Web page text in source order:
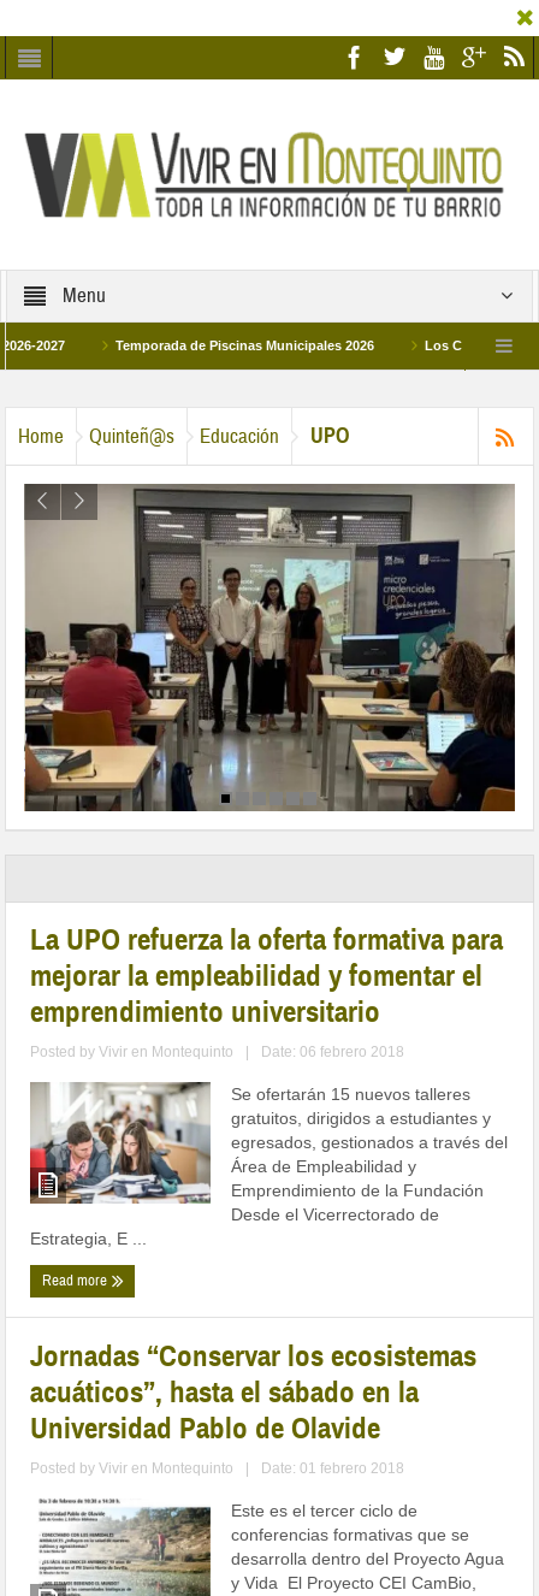
Menu
Temporada de Piscinas Municipales 2026 Los Campus de
Home Quinteñ@s Educación UPO
La UPO refuerza la oferta formativa para
mejorar la empleabilidad y fomentar el
emprendimiento universitario
Posted byVivir en Montequinto Date: 06 febrero 2018
Se ofertarán 15 nuevos talleres
gratuitos, dirigidos a estudiantes y
egresados, gestionados a través del
Área de Empleabilidad y
Emprendimiento de la Fundación
Desde el Vicerrectorado de
Estrategia, E ...
Read more
Jornadas “Conservar los ecosistemas
acuáticos”, hasta el sábado en la
Universidad Pablo de Olavide
Posted byVivir en Montequinto Date: 01 febrero 2018
Este es el tercer ciclo de
conferencias formativas que se
desarrolla dentro del Proyecto Agua
y Vida El Proyecto CEI CamBio,